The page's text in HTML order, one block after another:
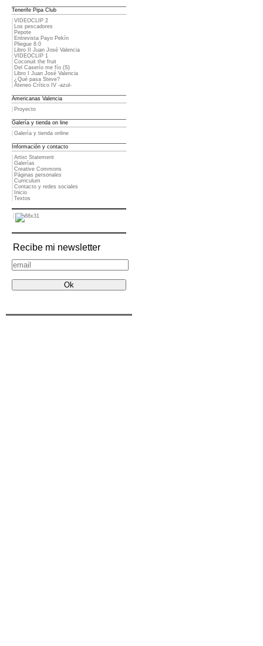
Tenerife Pipa Club
VIDEOCLIP 2
Los pescadores
Pepote
Entrevista Payo Pekín
Pliegue 8.0
Libro II Juan José Valencia
VIDEOCLIP 1
Coconuit the fruit
Del Caserío me fío (S)
Libro I Juan José Valencia
¿Qué pasa Steve?
Ateneo Crítico IV -azul-
Americanas Valencia
Proyecto
Galería y tienda on line
Galería y tienda online
Información y contacto
Artist Statement
Galerías
Creative Commons
Páginas personales
Curriculum
Contacto y redes sociales
Inicio
Textos
Recibe mi newsletter